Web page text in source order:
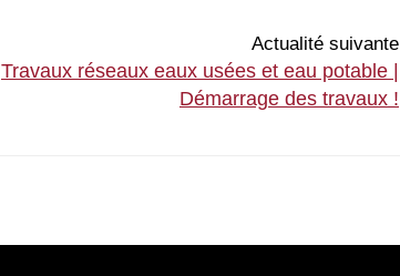
Actualité suivante
Travaux réseaux eaux usées et eau potable |
Démarrage des travaux !